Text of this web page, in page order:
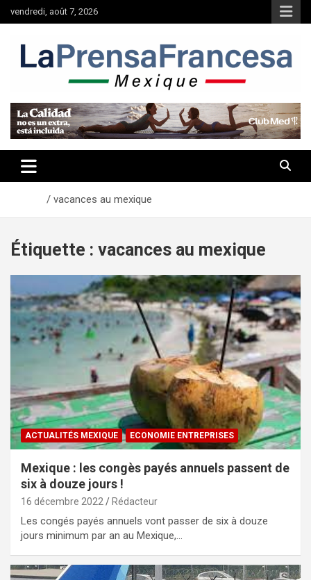
au
vendredi, août 7, 2026
vacances au mexique
Étiquette : vacances au mexique
ACTUALITÉS MEXIQUE ECONOMIE ENTREPRISES
Mexique : les congès payés annuels passent de
six à douze jours !
16 décembre 2022 Rédacteur
Les congés payés annuels vont passer de six à douze
jours minimum par an au Mexique,…